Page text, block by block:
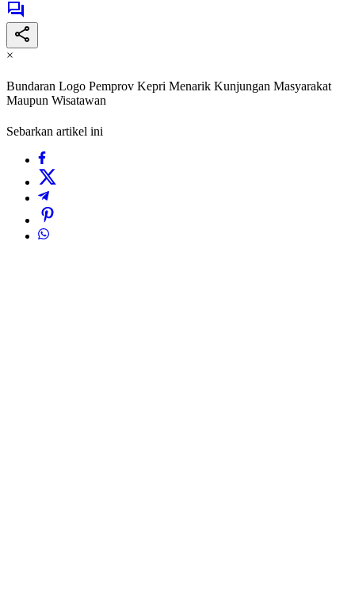
×
Bundaran Logo Pemprov Kepri Menarik Kunjungan Masyarakat
Maupun Wisatawan
Sebarkan artikel ini